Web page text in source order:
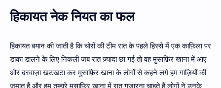
हिकायत नेक नियत का फल
हिकायत बयान की जाती है कि चोरों की टीम रात के पहले हिस्से में एक काफ़िला पर
डाका डालने के लिए निकली जब रात ज़्यादा छा गई तो वह मुसाफ़िर खाना में आए
और दरवाज़ा खटखटा कर मुसाफ़िर खाना के लोगों से कहने लगे हम गाज़ियों की
जमात हैं और हम तुम्हारे मुसाफ़िर खाना में रात गुज़ारना चाहते हैं लोगों ने उनके